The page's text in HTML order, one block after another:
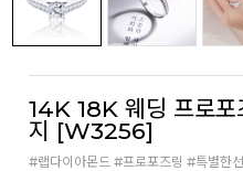
14K 18K 웨딩 프로포
지 [W3256]
#랩다이아몬드 #프로포즈링 #특별한